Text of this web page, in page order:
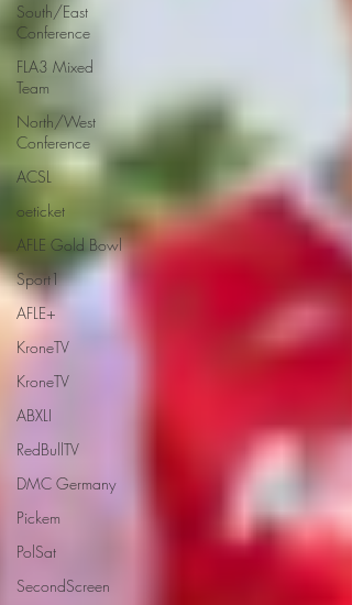
South/East
Conference
FLA3 Mixed
Team
North/West
Conference
ACSL
oeticket
AFLE Gold Bowl
Sport1
AFLE+
KroneTV
KroneTV
ABXLI
RedBullTV
DMC Germany
Pickem
PolSat
SecondScreen